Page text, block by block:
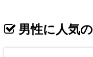
男性に人気